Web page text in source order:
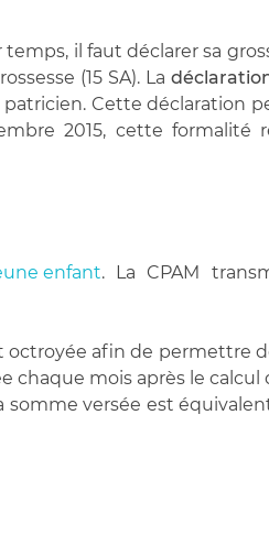
il faut déclarer sa
(15 SA). La
patricien. Cette déclaration
2015, cette formalité
enfant. La CPAM
afin de permettre
chaque mois après le calcul
versée est